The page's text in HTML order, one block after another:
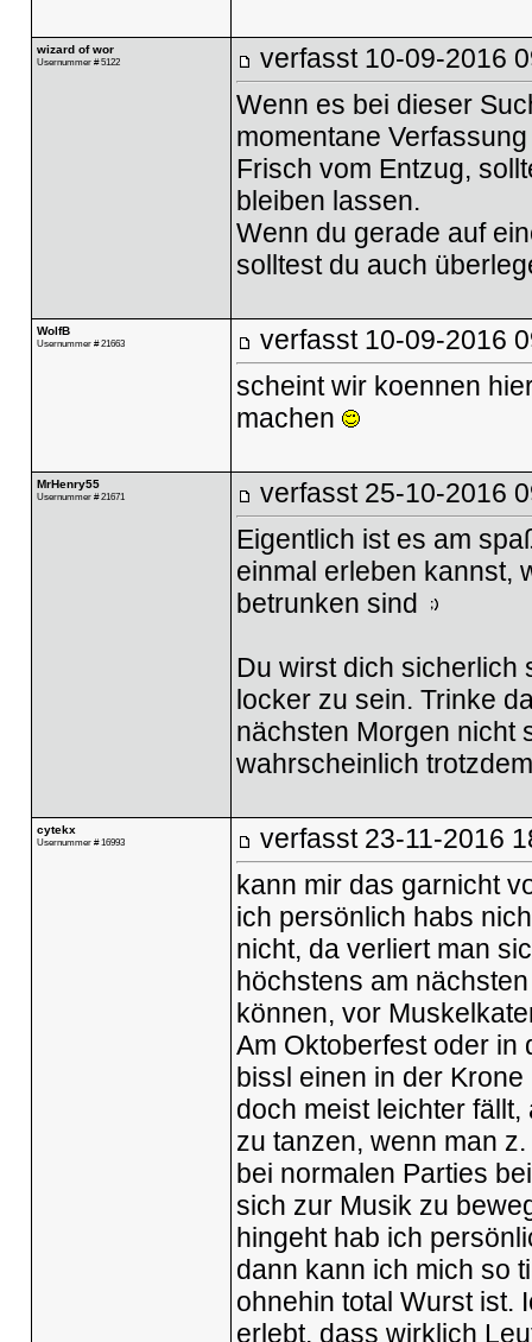
wizard of wor
Usernummer # 5122 verfasst 10-09-2016
Wenn es bei dieser
momentane
Frisch vom Entzug,
bleiben lassen.
Wenn du gerade auf
solltest du auch
WolfB
Usernummer # 21663 verfasst 10-09-2016
scheint wir koennen
machen
MrHenry55
Usernummer # 21671 verfasst 25-10-2016
Eigentlich ist es am
einmal erleben kannst,
betrunken sind
Du wirst dich sicherlich
locker zu sein. Trinke
nächsten Morgen nicht
wahrscheinlich
cytekx
Usernummer # 16993 verfasst 23-11-2016
kann mir das garnicht
ich persönlich habs
nicht, da verliert man
höchstens am
können, vor
Am Oktoberfest oder in
bissl einen in der
doch meist leichter
zu tanzen, wenn man
bei normalen Parties
sich zur Musik zu
hingeht hab ich
dann kann ich mich so
ohnehin total Wurst ist.
erlebt, dass wirklich